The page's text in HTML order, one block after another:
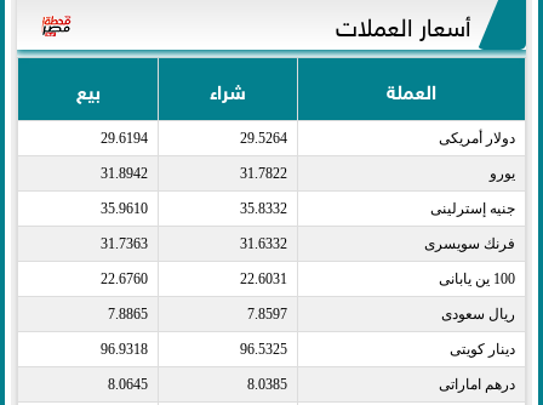
أسعار العملات
العملة شراء بيع
دولار أمريكى​ 29.5264
29.6194
يورو​ 31.7822
31.8942
جنيه إسترلينى​ 35.8332
35.9610
فرنك سويسرى​ 31.6332
31.7363
100 ين يابانى​ 22.6031
22.6760
ريال سعودى​ 7.8597
7.8865
دينار كويتى​ 96.5325
96.9318
درهم اماراتى​ 8.0385
8.0645